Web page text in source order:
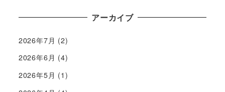
アーカイブ
2026年7月 (2)
2026年6月 (4)
2026年5月 (1)